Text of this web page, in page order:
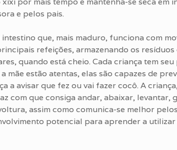
e pelos pais.
que, mais maduro, funciona com
refeições, armazenando os resíduos
quando está cheio. Cada criança tem
mãe estão atentas, elas são capazes de
a avisar que fez ou vai fazer cocô. A
com que consiga andar, abaixar, levantar,
assim como comunica-se melhor
potencial para aprender a utilizar